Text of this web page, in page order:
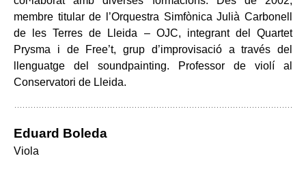
membre titular de l’Orquestra Simfònica Julià Carbonell
de les Terres de Lleida – OJC, integrant del Quartet
Prysma i de Free’t, grup d’improvisació a través del
llenguatge del soundpainting. Professor de violí al
Conservatori de Lleida.
Eduard Boleda
Viola